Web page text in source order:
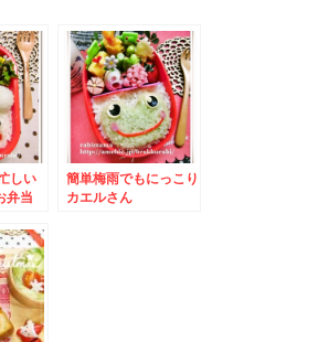
しい
弁当
簡単梅雨でもにっこり
カエルさん